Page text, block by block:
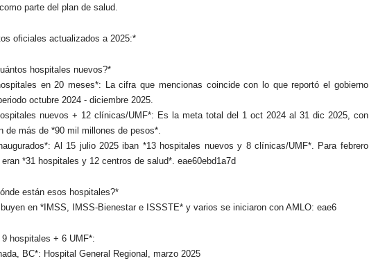
parte del plan de salud.
oficiales actualizados a 2025:*
hospitales nuevos?*
en 20 meses*: La cifra que mencionas coincide con lo que reportó el gobierno
octubre 2024 - diciembre 2025.
nuevos + 12 clínicas/UMF*: Es la meta total del 1 oct 2024 al 31 dic 2025, con
de más de *90 mil millones de pesos*.
Al 15 julio 2025 iban *13 hospitales nuevos y 8 clínicas/UMF*. Para febrero
*31 hospitales y 12 centros de salud*. eae60ebd1a7d
están esos hospitales?*
en *IMSS, IMSS-Bienestar e ISSSTE* y varios se iniciaron con AMLO: eae6
hospitales + 6 UMF*:
BC*: Hospital General Regional, marzo 2025